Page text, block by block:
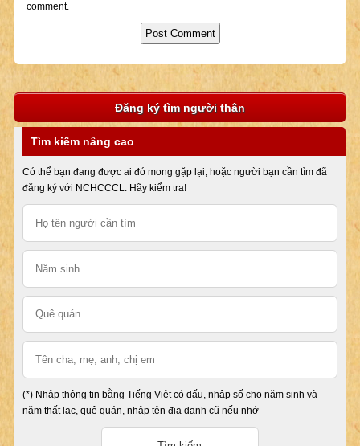
comment.
Đăng ký tìm người thân
Tìm kiếm nâng cao
Có thể bạn đang được ai đó mong gặp lại, hoặc người bạn cần tìm đã
đăng ký với NCHCCCL. Hãy kiểm tra!
(*) Nhập thông tin bằng Tiếng Việt có dấu, nhập số cho năm sinh và
năm thất lạc, quê quán, nhập tên địa danh cũ nếu nhớ